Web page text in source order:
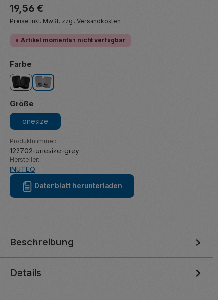
Regulärer Preis:
19,56 €
Preise inkl. MwSt. zzgl. Versandkosten
Artikel momentan nicht verfügbar
Farbe
black grey
Größe
onesize
Produktnummer:
122702-onesize-grey
Hersteller:
INUTEQ
Datenblatt herunterladen
Beschreibung
Details